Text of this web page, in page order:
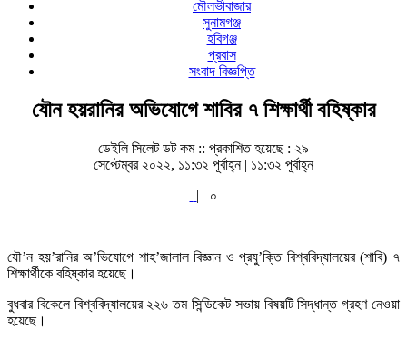
মৌলভীবাজার
সুনামগঞ্জ
হবিগঞ্জ
প্রবাস
সংবাদ বিজ্ঞপ্তি
যৌন হয়রানির অভিযোগে শাবির ৭ শিক্ষার্থী বহিষ্কার
ডেইলি সিলেট ডট কম :: প্রকাশিত হয়েছে : ২৯
সেপ্টেম্বর ২০২২, ১১:৩২ পূর্বাহ্ন | ১১:৩২ পূর্বাহ্ন
|
০
যৌ’ন হয়’রানির অ’ভিযোগে শাহ’জালাল বিজ্ঞান ও প্রযু’ক্তি বিশ্ববিদ্যালয়ের (শাবি) ৭
শিক্ষার্থীকে বহিষ্কার হয়েছে।
বুধবার বিকেলে বিশ্ববিদ্যালয়ের ২২৬ তম সিন্ডিকেট সভায় বিষয়টি সিদ্ধান্ত গ্রহণ নেওয়া
হয়েছে।